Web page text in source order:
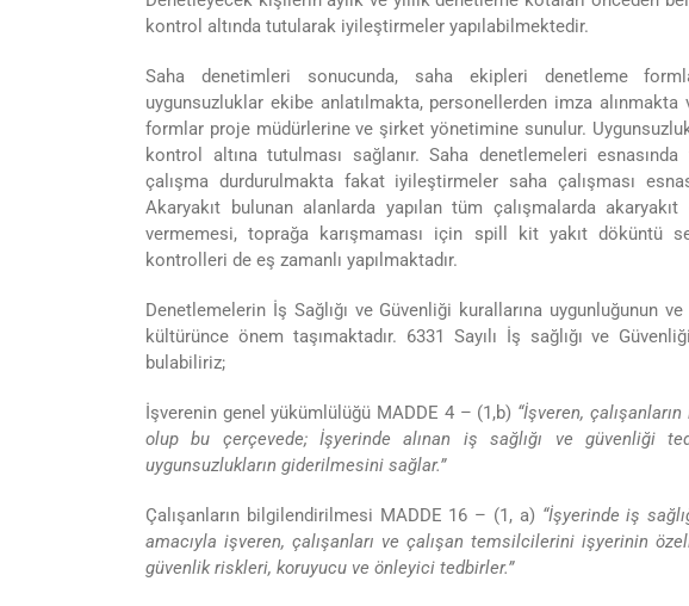
kontrol altında tutularak iyileştirmeler yapılabilmektedir.
Saha denetimleri sonucunda, saha ekipleri denetleme
uygunsuzluklar ekibe anlatılmakta, personellerden imza
formlar proje müdürlerine ve şirket yönetimine sunulur.
kontrol altına tutulması sağlanır. Saha denetlemeleri
çalışma durdurulmakta fakat iyileştirmeler saha çalışması
Akaryakıt bulunan alanlarda yapılan tüm çalışmalarda
vermemesi, toprağa karışmaması için spill kit yakıt döküntü
kontrolleri de eş zamanlı yapılmaktadır.
Denetlemelerin İş Sağlığı ve Güvenliği kurallarına uygunluğunun
kültürünce önem taşımaktadır. 6331 Sayılı İş sağlığı ve
bulabiliriz;
İşverenin genel yükümlülüğü MADDE 4 – (1,b) “İşveren,
olup bu çerçevede; İşyerinde alınan iş sağlığı ve güvenliği
uygunsuzlukların giderilmesini sağlar.”
Çalışanların bilgilendirilmesi MADDE 16 – (1, a) “İşyerinde iş
amacıyla işveren, çalışanları ve çalışan temsilcilerini işyerinin
güvenlik riskleri, koruyucu ve önleyici tedbirler.”